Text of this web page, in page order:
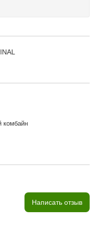
комбайн
Написать отзыв